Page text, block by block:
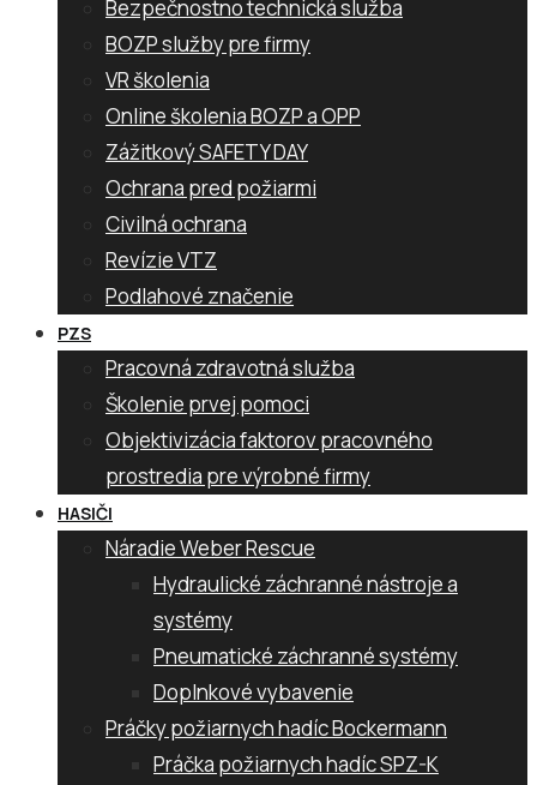
Bezpečnostno technická služba
BOZP služby pre firmy
VR školenia
Online školenia BOZP a OPP
Zážitkový SAFETY DAY
Ochrana pred požiarmi
Civilná ochrana
Revízie VTZ
Podlahové značenie
PZS
Pracovná zdravotná služba
Školenie prvej pomoci
Objektivizácia faktorov pracovného
prostredia pre výrobné firmy
HASIČI
Náradie Weber Rescue
Hydraulické záchranné nástroje a
systémy
Pneumatické záchranné systémy
Doplnkové vybavenie
Práčky požiarnych hadíc Bockermann
Práčka požiarnych hadíc SPZ-K